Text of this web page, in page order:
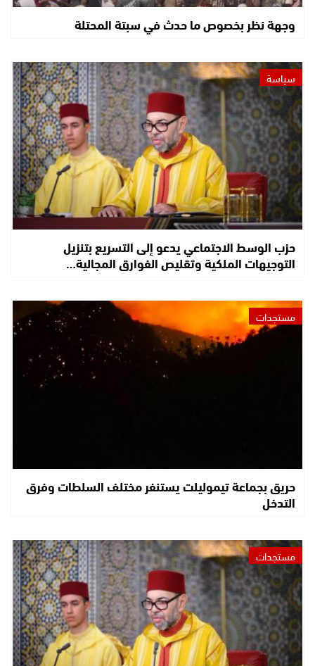
وجهة نظر بخصوص ما حدث في سبتة المحتلة
سياسة
حزب الوسط الاجتماعي يدعو إلى التسريع بتنزيل
التوجيهات الملكية وتقليص الفوارق المجالية…
مستجدات
حريق بجماعة تيموليلت يستنفر مختلف السلطات وفرق
التدخل
مستجدات